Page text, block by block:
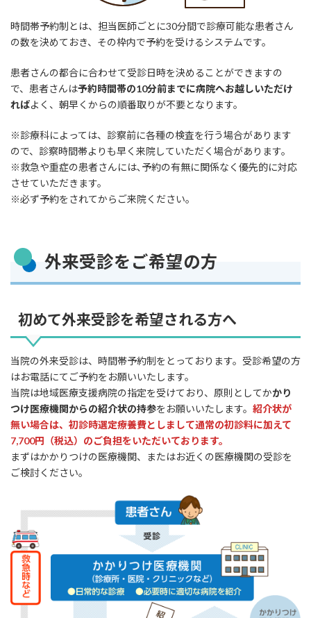
時間帯予約制とは、担当医師ごとに30分間で診療可能な患者さん
の数を決めておき、その枠内で予約を受けるシステムです。
患者さんの都合に合わせて受診日時を決めることができますの
で、患者さんは予約時間帯の10分前までに病院へお越しいただけ
ればよく、朝早くからの順番取りが不要となります。
※診療科によっては、診察前に各種の検査を行う場合があります
ので、診察時間帯よりも早く来院していただく場合があります。
※救急や重症の患者さんには､予約の有無に関係なく優先的に対応
させていただきます。
※必ず予約をされてからご来院ください。
外来受診をご希望の方
初めて外来受診を希望される方へ
当院の外来受診は、時間帯予約制をとっております。受診希望の方
はお電話にてご予約をお願いいたします。
当院は地域医療支援病院の指定を受けており、原則としてかかり
つけ医療機関からの紹介状の持参をお願いいたします。 紹介状が
無い場合は、 初診時選定療養費としまして通常の初診料に加えて
7,700円（税込）のご負担をいただいております。
まずはかかりつけの医療機関、またはお近くの医療機関の受診を
ご検討ください。